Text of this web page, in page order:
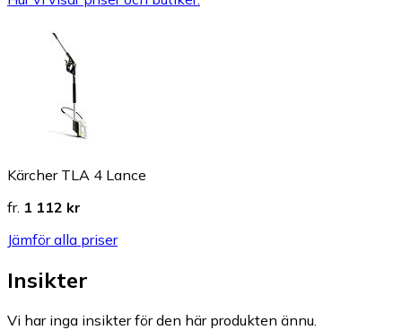
Kärcher TLA 4 Lance
fr. 1 112 kr
Jämför alla priser
Insikter
Vi har inga insikter för den här produkten ännu.